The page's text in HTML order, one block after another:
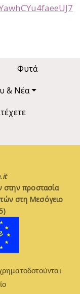
Φυτά
& Νέα
στην προστασία
στη Μεσόγειο